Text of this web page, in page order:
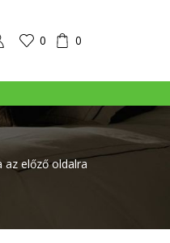
0 0
az előző oldalra